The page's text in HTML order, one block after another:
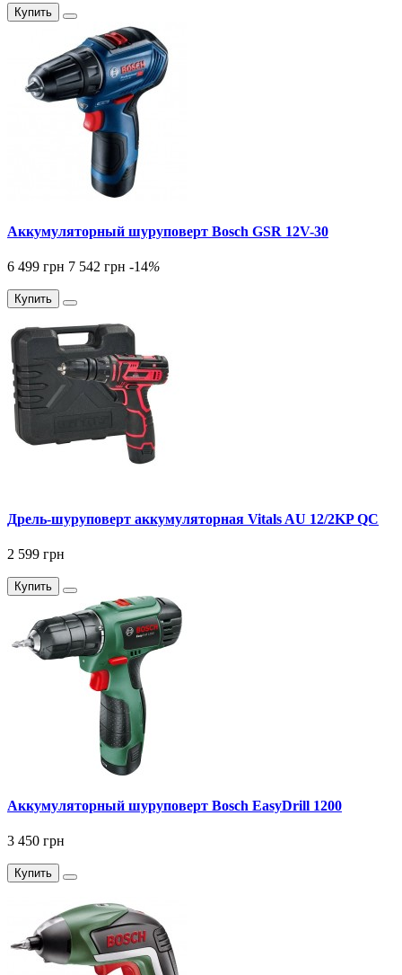
Купить
Аккумуляторный шуруповерт Bosch GSR 12V-30
6 499 грн 7 542 грн -14%
Купить
Дрель-шуруповерт аккумуляторная Vitals AU 12/2KP QC
2 599 грн
Купить
Аккумуляторный шуруповерт Bosch EasyDrill 1200
3 450 грн
Купить